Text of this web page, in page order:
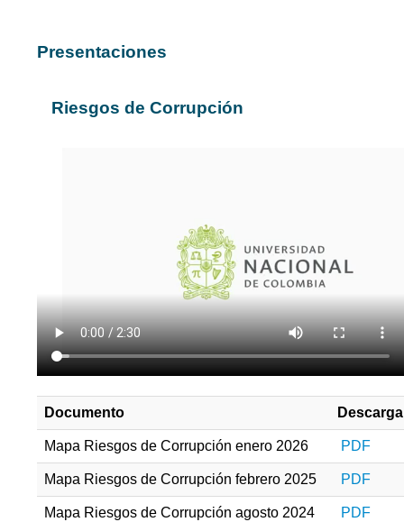
Presentaciones
Riesgos de Corrupción
Documento Descarga
Mapa Riesgos de Corrupción enero 2026 PDF
Mapa Riesgos de Corrupción febrero 2025 PDF
Mapa Riesgos de Corrupción agosto 2024 PDF